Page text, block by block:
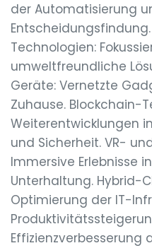
der Automatisierung
Technologien:
umweltfreundliche
Geräte: Vernetzte
Zuhause. Blockchain-
Weiterentwicklungen
und Sicherheit. VR-
Immersive Erlebnisse
Unterhaltung. Hybrid-
Optimierung der IT-
Effizienzverbesserung